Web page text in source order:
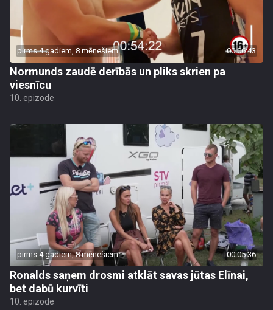
pirms 4 gadiem, 8 mēnešiem 00:06:43
Normunds zaudē derībās un pliks skrien pa
viesnīcu
10. epizode
pirms 4 gadiem, 8 mēnešiem 00:05:36
Ronalds saņem drosmi atklāt savas jūtas Elīnai,
bet dabū kurvīti
10. epizode